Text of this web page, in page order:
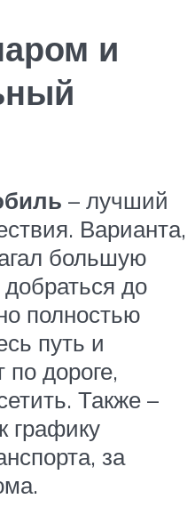
и
– лучший
Варианта,
большую
до
полностью
путь и
дороге,
Также –
графику
за